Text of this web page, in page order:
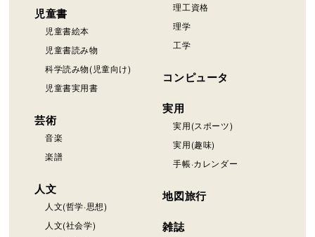
児童書
児童書絵本
児童書読み物
科学読み物(児童向け)
児童書実用書
芸術
音楽
楽譜
人文
人文(哲学·思想)
人文(社会学)
理工資格
理学
工学
コンピュータ
実用
実用(スポーツ)
実用(趣味)
手帳·カレンダー
地図旅行
雑誌